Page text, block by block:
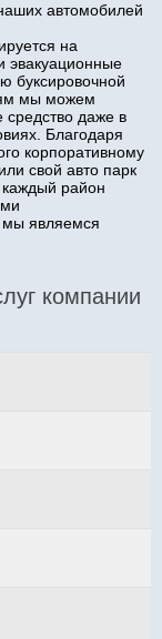
автомобилей
на
эвакуационные
буксировочной
мы можем
средство даже в
Благодаря
корпоративному
свой авто парк
каждый район
являемся
компании